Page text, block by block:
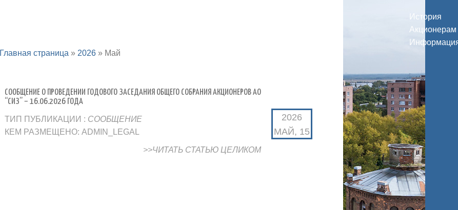
История
Акционерам
Главная страница » 2026 » Май
СООБЩЕНИЕ О ПРОВЕДЕНИИ ГОДОВОГО ЗАСЕДАНИЯ ОБЩЕГО СОБРАНИЯ АКЦИОНЕРОВ АО
“СИЗ” – 16.06.2026 ГОДА
ТИП ПУБЛИКАЦИИ : СООБЩЕНИЕ
КЕМ РАЗМЕЩЕНО: ADMIN_LEGAL
>>ЧИТАТЬ СТАТЬЮ ЦЕЛИКОМ
2026
МАЙ, 15